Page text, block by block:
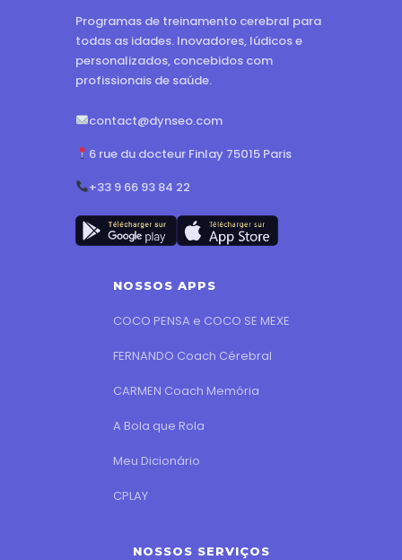
Programas de treinamento cerebral para
todas as idades. Inovadores, lúdicos e
personalizados, concebidos com
profissionais de saúde.
contact@dynseo.com
6 rue du docteur Finlay 75015 Paris
+33 9 66 93 84 22
NOSSOS APPS
COCO PENSA e COCO SE MEXE
FERNANDO Coach Cérebral
CARMEN Coach Memória
A Bola que Rola
Meu Dicionário
CPLAY
NOSSOS SERVIÇOS